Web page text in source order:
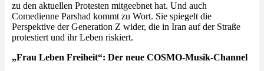
zu den aktuellen Protesten mitgeebnet hat. Und auch
Comedienne Parshad kommt zu Wort. Sie spiegelt die
Perspektive der Generation Z wider, die in Iran auf der Straße
protestiert und ihr Leben riskiert.
„Frau Leben Freiheit“: Der neue COSMO-Musik-Channel